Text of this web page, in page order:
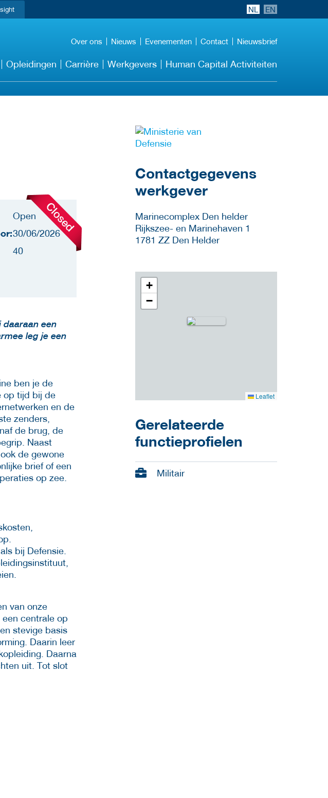
NL EN
Over ons Nieuws Evenementen Contact Nieuwsbrief
Opleidingen Carrière Werkgevers Human Capital Activiteiten
Open
30/06/2026
40
daaraan een
leg je een
ben je de
op tijd bij de
en de
zenders,
de brug, de
Naast
de gewone
brief of een
op zee.
bij Defensie.
van onze
centrale op
stevige basis
Daarin leer
Daarna
uit. Tot slot
Meer werkgever
Contactgegevens
werkgever
Marinecomplex Den helder
Rijkszee- en Marinehaven 1
1781 ZZ Den Helder
+
−
Leaflet
Gerelateerde
functieprofielen
Militair